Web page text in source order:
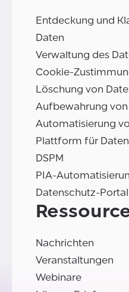
Entdeckung und
Daten
Verwaltung des
Cookie-
Löschung von
Aufbewahrung von
Automatisierung
Plattform für
DSPM
PIA-
Datenschutz-Portal
Nachrichten
Veranstaltungen
Webinare